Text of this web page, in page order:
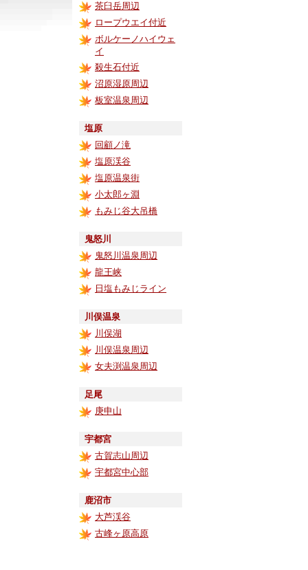
茶臼岳周辺
ロープウエイ付近
ボルケーノハイウェ
イ
殺生石付近
沼原湿原周辺
板室温泉周辺
塩原
回顧ノ滝
塩原渓谷
塩原温泉街
小太郎ヶ淵
もみじ谷大吊橋
鬼怒川
鬼怒川温泉周辺
龍王峡
日塩もみじライン
川俣温泉
川俣湖
川俣温泉周辺
女夫渕温泉周辺
足尾
庚申山
宇都宮
古賀志山周辺
宇都宮中心部
鹿沼市
大芦渓谷
古峰ヶ原高原